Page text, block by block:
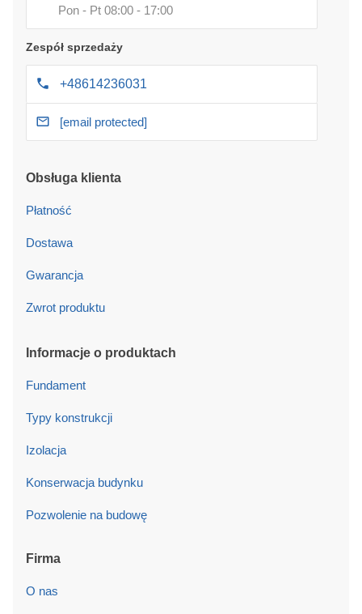
Pon - Pt 08:00 - 17:00
Zespół sprzedaży
+48614236031
[email protected]
Obsługa klienta
Płatność
Dostawa
Gwarancja
Zwrot produktu
Informacje o produktach
Fundament
Typy konstrukcji
Izolacja
Konserwacja budynku
Pozwolenie na budowę
Firma
O nas